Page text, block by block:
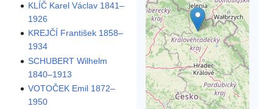
KLÍČ Karel Václav 1841–
1926
KREJČÍ František 1858–
1934
SCHUBERT Wilhelm
1840–1913
VOTOČEK Emil 1872–
1950